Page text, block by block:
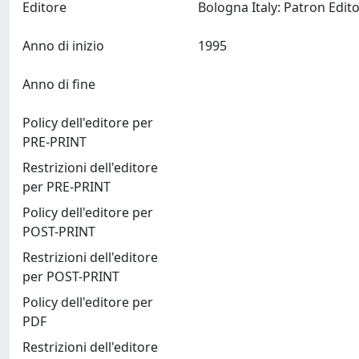
Editore
Anno di inizio
Anno di fine
Policy dell'editore per
PRE-PRINT
Restrizioni dell'editore
per PRE-PRINT
Policy dell'editore per
POST-PRINT
Restrizioni dell'editore
per POST-PRINT
Policy dell'editore per
PDF
Restrizioni dell'editore